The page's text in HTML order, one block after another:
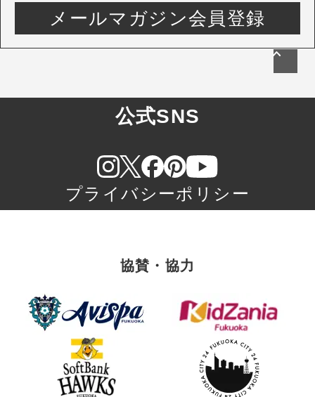
メールマガジン会員登録
公式SNS
プライバシーポリシー
協賛・協力